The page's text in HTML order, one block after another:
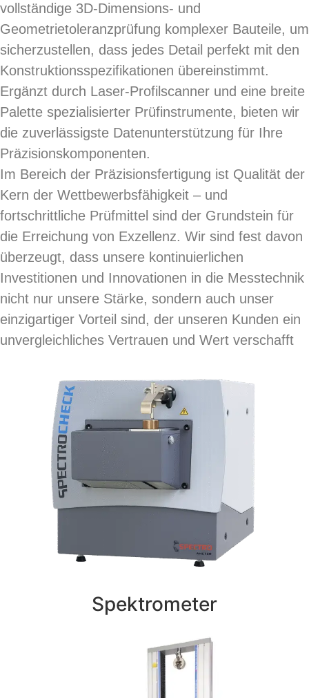
vollständige 3D-Dimensions- und
Geometrietoleranzprüfung komplexer Bauteile, um
sicherzustellen, dass jedes Detail perfekt mit den
Konstruktionsspezifikationen übereinstimmt.
Ergänzt durch Laser-Profilscanner und eine breite
Palette spezialisierter Prüfinstrumente, bieten wir
die zuverlässigste Datenunterstützung für Ihre
Präzisionskomponenten.
Im Bereich der Präzisionsfertigung ist Qualität der
Kern der Wettbewerbsfähigkeit – und
fortschrittliche Prüfmittel sind der Grundstein für
die Erreichung von Exzellenz. Wir sind fest davon
überzeugt, dass unsere kontinuierlichen
Investitionen und Innovationen in die Messtechnik
nicht nur unsere Stärke, sondern auch unser
einzigartiger Vorteil sind, der unseren Kunden ein
unvergleichliches Vertrauen und Wert verschafft
Spektrometer